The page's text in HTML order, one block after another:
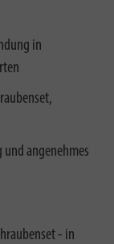
in
angenehmes
- in